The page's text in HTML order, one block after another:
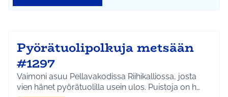
Pyörätuolipolkuja metsään
#1297
Vaimoni asuu Pellavakodissa Riihikalliossa, josta
vien hänet pyörätuolilla usein ulos. Puistoja on h…